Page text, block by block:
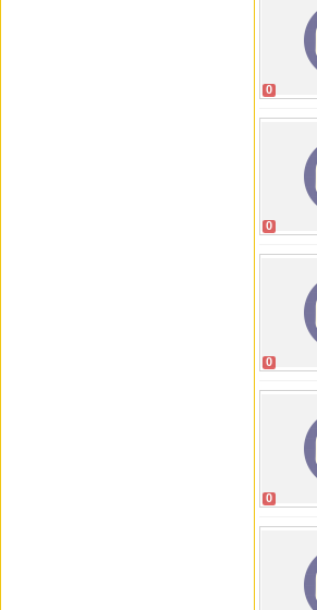
0
0
0
0